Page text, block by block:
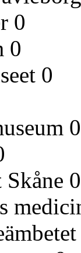
0
0
0
0
Skåne 0